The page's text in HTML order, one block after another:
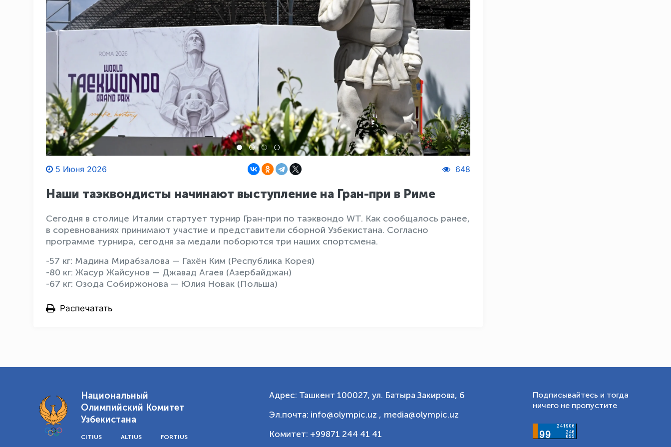
5 Июня 2026 648
Наши таэквондисты начинают выступление на Гран-при в Риме
Сегодня в столице Италии стартует турнир Гран-при по таэквондо WT. Как сообщалось ранее,
в соревнованиях принимают участие и представители сборной Узбекистана. Согласно
программе турнира, сегодня за медали поборются три наших спортсмена.
-57 кг: Мадина Мирабзалова — Гахён Ким (Республика Корея)
-80 кг: Жасур Жайсунов — Джавад Агаев (Азербайджан)
-67 кг: Озода Собиржонова — Юлия Новак (Польша)
Распечатать
Национальный
Олимпийский Комитет
Узбекистана
CITIUS ALTIUS FORTIUS
Адрес: Ташкент 100027, ул. Батыра Закирова, 6
Эл.почта: info@olympic.uz , media@olympic.uz
Комитет: +99871 244 41 41
Подписывайтесь и тогда
ничего не пропустите